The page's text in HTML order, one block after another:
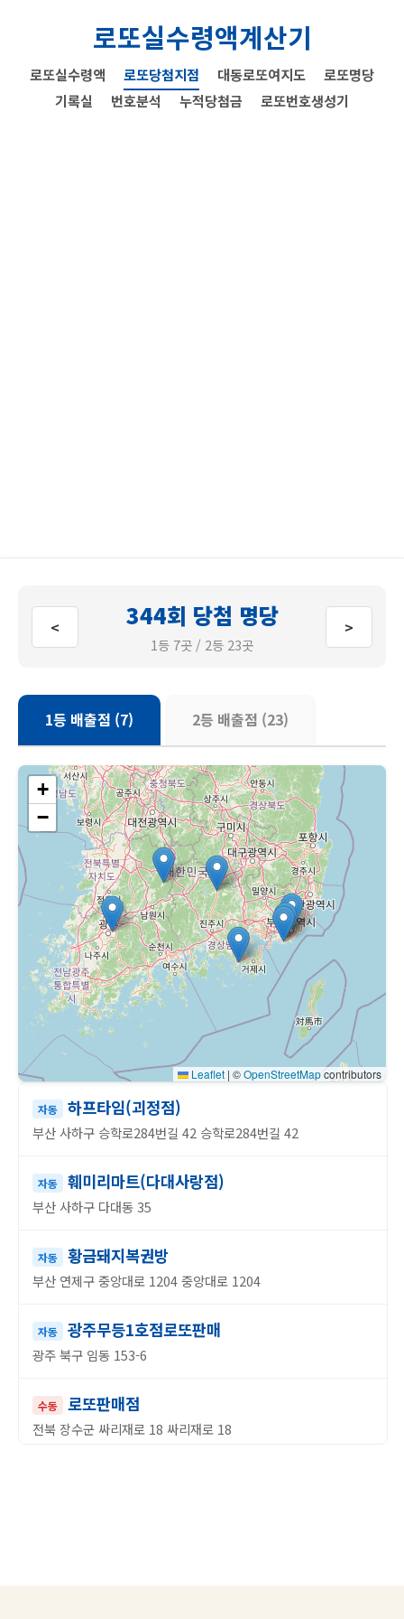
로또실수령액계산기
로또실수령액 로또당첨지점 대동로또여지도
로또명당
기록실
번호분석 누적당첨금 로또번호생성기
< 344회 당첨 명당
1등 7곳 / 2등 23곳
>
1등 배출점 (7) 2등 배출점 (23)
자동 하프타임(괴정점)
부산 사하구 승학로284번길 42 승학로284번길 42
자동 훼미리마트(다대사랑점)
부산 사하구 다대동 35
자동 황금돼지복권방
부산 연제구 중앙대로 1204 중앙대로 1204
자동 광주무등1호점로또판매
광주 북구 임동 153-6
수동 로또판매점
전북 장수군 싸리재로 18 싸리재로 18
+
−
Leaflet | ©OpenStreetMapcontributors